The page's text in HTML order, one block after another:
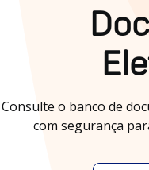
Consulte o banco de
com segurança